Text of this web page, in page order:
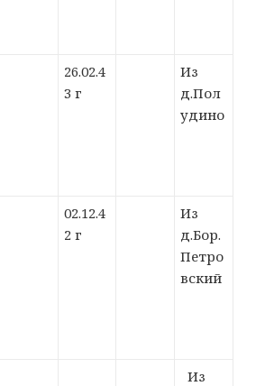
26.02.4
3 г
Из
д.Пол
удино
02.12.4
2 г
Из
д.Бор.
Петро
вский
Из